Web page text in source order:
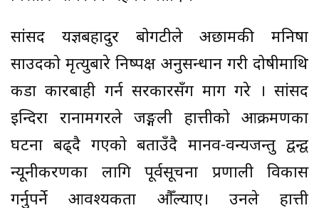
सांसद यज्ञबहादुर बोगटीले अछामकी मनिषा
साउदको मृत्युबारे निष्पक्ष अनुसन्धान गरी दोषीमाथि
कडा कारबाही गर्न सरकारसँग माग गरे । सांसद
इन्दिरा रानामगरले जङ्गली हात्तीको आक्रमणका
घटना बढ्दै गएको बताउँदै मानव-वन्यजन्तु द्वन्द्व
न्यूनीकरणका लागि पूर्वसूचना प्रणाली विकास
गर्नुपर्ने आवश्यकता औँल्याए। उनले हात्ती